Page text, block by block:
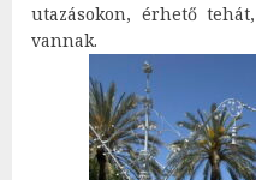
utazásokon, érhető
vannak.